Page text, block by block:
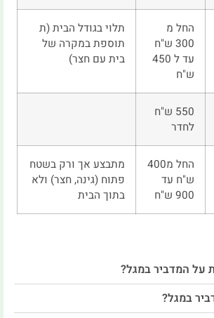
החל מ
300 ש"ח
עד ל 450
ש"ח
תלוי בגודל הבית (ת
תוספת במקרה של
בית עם חצר)
550 ש"ח
לחדר
החל מ400
ש"ח עד
900 ש"ח
מתבצע אך ורק בשטח
פתוח (גינה, חצר) ולא
בתוך הבית
על המדביר במגל?
במגל?